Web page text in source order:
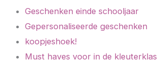
Geschenken einde schooljaar
Gepersonaliseerde geschenken
koopjeshoek!
Must haves voor in de kleuterklas